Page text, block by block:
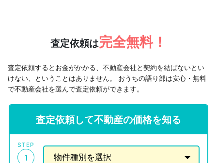
査定依頼は完全無料！
査定依頼するとお金がかかる、不動産会社と契約を結ばないとい
けない、ということはありません。 おうちの語り部は安心・無料
で不動産会社を選んで査定依頼ができます。
査定依頼して不動産の価格を知る
STEP
1